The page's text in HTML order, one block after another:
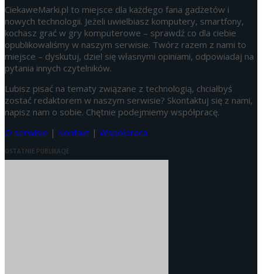
CiekaweMarki.pl to miejsce dla każdego fana gadżetów i
nowych technologii. Jeżeli uwielbiasz komputery, smartfony,
kochasz grać w gry komputerowe – sprawdź co dla ciebie
opublikowaliśmy w naszym serwisie. Twórz razem z nami to
miejsce – dyskutuj, dziel się własnymi opiniami, odpowiadaj na
pytania innych czytelników.
Lubisz pisać na tematy związane z technologią, chciałbyś
zostać redaktorem w naszym serwisie? Skontaktuj się z nami,
napisz nam o sobie. Chętnie podejmiemy współpracę.
O serwisie | Kontakt | Współpraca
OSTATNIE PUBLIKACJE